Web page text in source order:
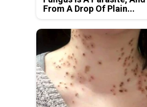
From A Drop Of Plain...